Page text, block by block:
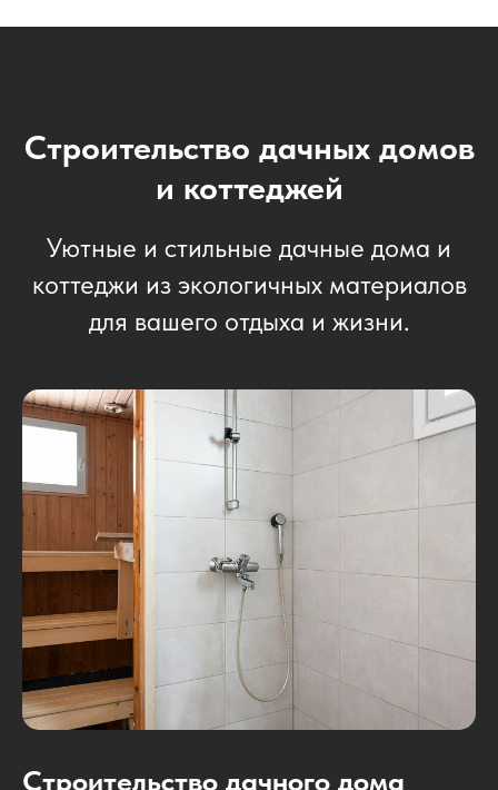
Строительство дачных домов
и коттеджей
Уютные и стильные дачные дома и
коттеджи из экологичных материалов
для вашего отдыха и жизни.
Строительство дачного дома